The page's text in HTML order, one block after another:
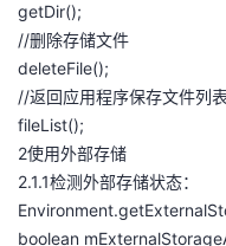
getDir();
//删除存储文件
deleteFile();
//返回应用程序保存文件列表
fileList();
2使用外部存储
2.1.1检测外部存储状态：
boolean